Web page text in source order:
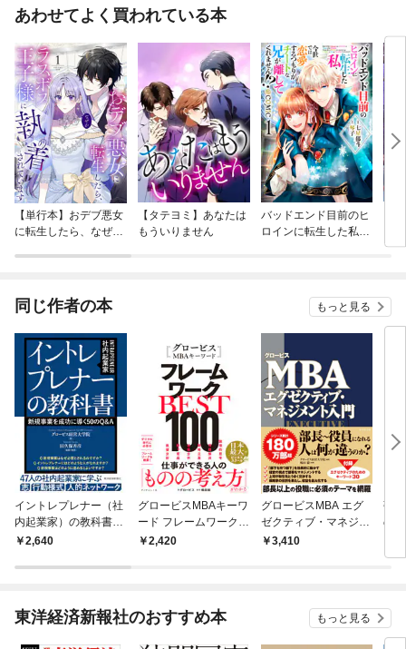
あわせてよく買われている本
【単行本】おデブ悪女
に転生したら、なぜか
【タテヨミ】あなたは
もういりません
バッドエンド目前のヒ
ロインに転生した私、
同じ作者の本 もっと見る
イントレプレナー（社
内起業家）の教科書―
新規事業を成功に導く
2,640
グロービスMBAキーワ
ード フレームワークB
EST100
2,420
グロービスMBA エグ
ゼクティブ・マネジメ
ント入門
3,410
強
の
足
東洋経済新報社のおすすめ本 もっと見る